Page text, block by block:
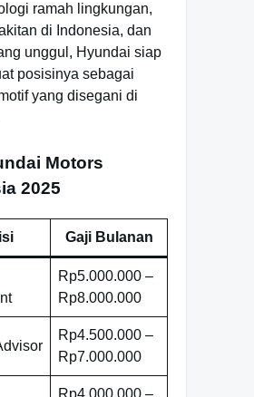
ramah lingkungan,
di Indonesia, dan
unggul, Hyundai siap
posisinya sebagai
yang disegani di
Motors
2025
Gaji Bulanan
Rp5.000.000 –
Rp8.000.000
Rp4.500.000 –
Rp7.000.000
Rp4.000.000 –